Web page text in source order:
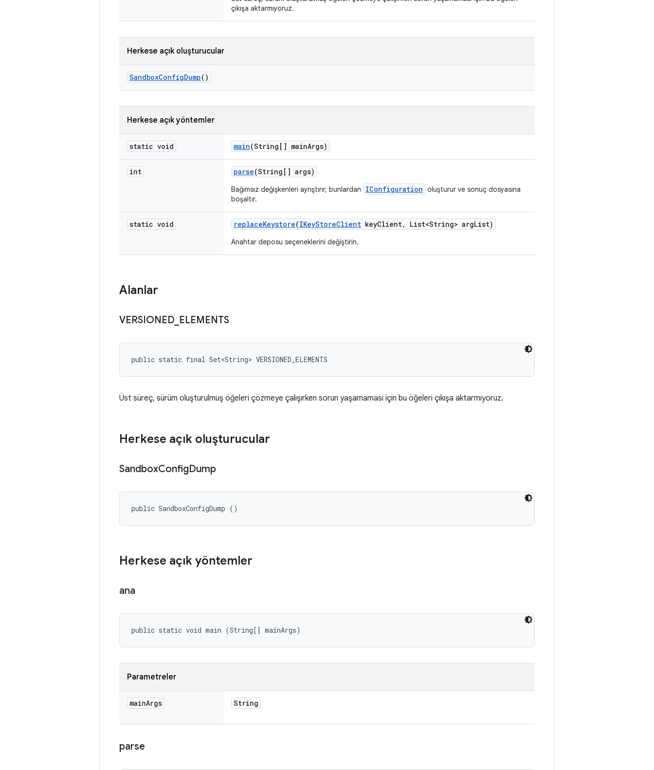
çıkışa aktarmıyoruz.
Herkese açık oluşturucular
SandboxConfigDump()
Herkese açık yöntemler
static void main(String[] mainArgs)
int parse(String[] args)
Bağımsız değişkenleri ayrıştırır, bunlardan IConfiguration oluşturur ve sonuç dosyasına
boşaltır.
static void replaceKeystore(IKeyStoreClient keyClient, List<String> argList)
Anahtar deposu seçeneklerini değiştirin.
Alanlar
VERSIONED ELEMENTS
public static final Set<String> VERSIONED_ELEMENTS
Üst süreç, sürüm oluşturulmuş öğeleri çözmeye çalışırken sorun yaşamaması için bu öğeleri çıkışa aktarmıyoruz.
Herkese açık oluşturucular
SandboxConfigDump
public SandboxConfigDump ()
Herkese açık yöntemler
ana
public static void main (String[] mainArgs)
Parametreler
mainArgs String
parse